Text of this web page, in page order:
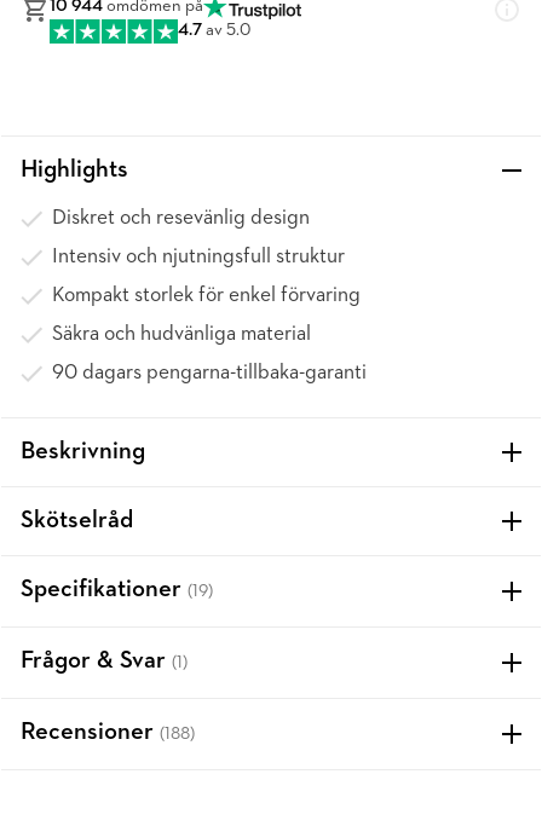
10 944 omdömen på
4.7 av 5.0
Highlights
Diskret och resevänlig design
Intensiv och njutningsfull struktur
Kompakt storlek för enkel förvaring
Säkra och hudvänliga material
90 dagars pengarna-tillbaka-garanti
Beskrivning
Skötselråd
Specifikationer (19)
Frågor & Svar (1)
Recensioner (188)